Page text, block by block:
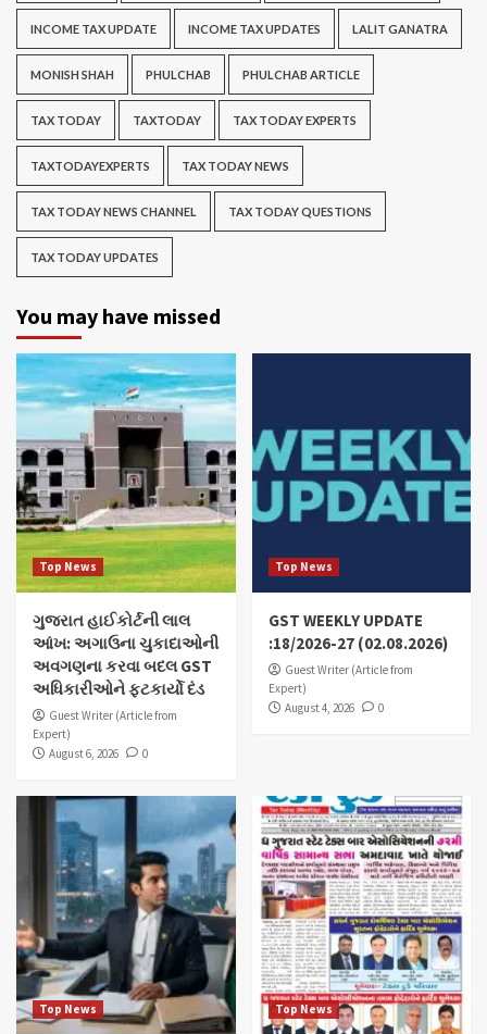
INCOME TAX UPDATE INCOME TAX UPDATES LALIT GANATRA
MONISH SHAH PHULCHAB PHULCHAB ARTICLE
TAX TODAY TAXTODAY TAX TODAY EXPERTS
TAXTODAYEXPERTS TAX TODAY NEWS
TAX TODAY NEWS CHANNEL TAX TODAY QUESTIONS
TAX TODAY UPDATES
You may have missed
Top News
ગુજરાત હાઈકોર્ટની લાલ
આંખ: અગાઉના ચુકાદાઓની
અવગણના કરવા બદલ GST
અધિકારીઓને ફટકાર્યો દંડ
Guest Writer (Article from
Expert)
August 6, 2026
0
Top News
GST WEEKLY UPDATE
:18/2026-27 (02.08.2026)
Guest Writer (Article from
Expert)
August 4, 2026
0
Top News Top News